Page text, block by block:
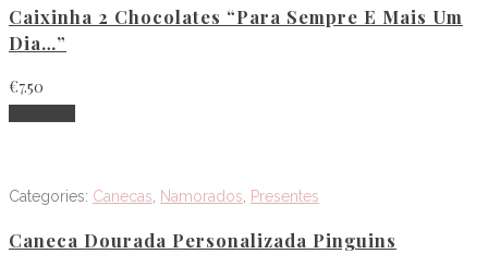
Caixinha 2 Chocolates “Para Sempre E Mais Um
Dia…”
€7.50
Categories: Canecas Namorados Presentes
Caneca Dourada Personalizada Pinguins